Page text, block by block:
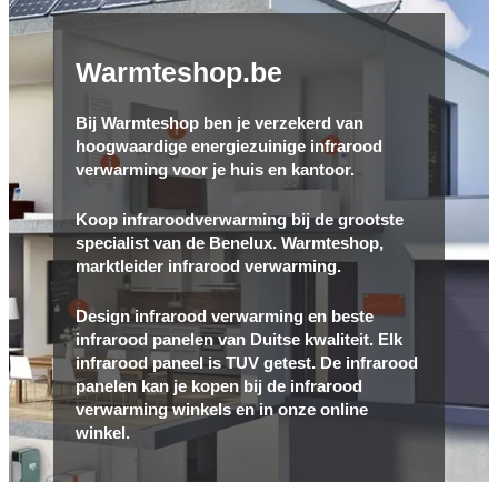
Warmteshop.be
Bij Warmteshop ben je verzekerd van
hoogwaardige energiezuinige infrarood
verwarming voor je huis en kantoor.
Koop infraroodverwarming bij de grootste
specialist van de Benelux. Warmteshop,
marktleider infrarood verwarming.
Design infrarood verwarming en beste
infrarood panelen van Duitse kwaliteit. Elk
infrarood paneel is TUV getest. De infrarood
panelen kan je kopen bij de infrarood
verwarming winkels en in onze online
winkel.